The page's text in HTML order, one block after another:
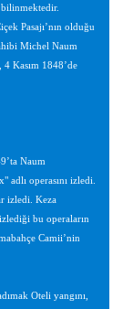
bilinmektedir.
Pasajı’nın olduğu
Michel Naum
Kasım 1848’de
Naum
operasını izledi.
izledi. Keza
bu operaların
Camii’nin
Oteli yangını,